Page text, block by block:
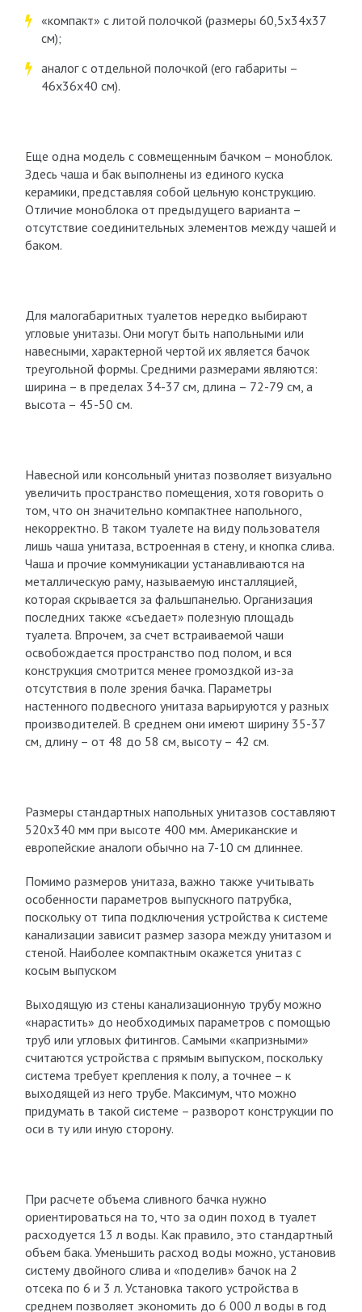
«компакт» с литой полочкой (размеры 60,5х34х37
см);
аналог с отдельной полочкой (его габариты –
46х36х40 см).
Еще одна модель с совмещенным бачком – моноблок.
Здесь чаша и бак выполнены из единого куска
керамики, представляя собой цельную конструкцию.
Отличие моноблока от предыдущего варианта –
отсутствие соединительных элементов между чашей и
баком.
Для малогабаритных туалетов нередко выбирают
угловые унитазы. Они могут быть напольными или
навесными, характерной чертой их является бачок
треугольной формы. Средними размерами являются:
ширина – в пределах 34-37 см, длина – 72-79 см, а
высота – 45-50 см.
Навесной или консольный унитаз позволяет визуально
увеличить пространство помещения, хотя говорить о
том, что он значительно компактнее напольного,
некорректно. В таком туалете на виду пользователя
лишь чаша унитаза, встроенная в стену, и кнопка слива.
Чаша и прочие коммуникации устанавливаются на
металлическую раму, называемую инсталляцией,
которая скрывается за фальшпанелью. Организация
последних также «съедает» полезную площадь
туалета. Впрочем, за счет встраиваемой чаши
освобождается пространство под полом, и вся
конструкция смотрится менее громоздкой из-за
отсутствия в поле зрения бачка. Параметры
настенного подвесного унитаза варьируются у разных
производителей. В среднем они имеют ширину 35-37
см, длину – от 48 до 58 см, высоту – 42 см.
Размеры стандартных напольных унитазов составляют
520х340 мм при высоте 400 мм. Американские и
европейские аналоги обычно на 7-10 см длиннее.
Помимо размеров унитаза, важно также учитывать
особенности параметров выпускного патрубка,
поскольку от типа подключения устройства к системе
канализации зависит размер зазора между унитазом и
стеной. Наиболее компактным окажется унитаз с
косым выпуском
Выходящую из стены канализационную трубу можно
«нарастить» до необходимых параметров с помощью
труб или угловых фитингов. Самыми «капризными»
считаются устройства с прямым выпуском, поскольку
система требует крепления к полу, а точнее – к
выходящей из него трубе. Максимум, что можно
придумать в такой системе – разворот конструкции по
оси в ту или иную сторону.
При расчете объема сливного бачка нужно
ориентироваться на то, что за один поход в туалет
расходуется 13 л воды. Как правило, это стандартный
объем бака. Уменьшить расход воды можно, установив
систему двойного слива и «поделив» бачок на 2
отсека по 6 и 3 л. Установка такого устройства в
среднем позволяет экономить до 6 000 л воды в год